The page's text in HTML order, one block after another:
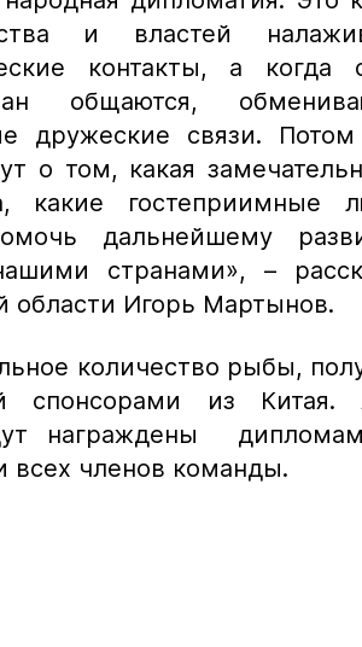
и властей
контакты, а когда
общаются,
дружеские связи.
о том, какая
какие гостеприимные
дальнейшему
странами», –
области Игорь Мартынов.
количество рыбы,
спонсорами из
награждены
членов команды.